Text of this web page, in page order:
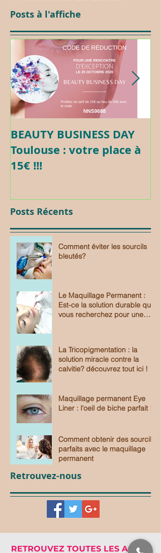
Posts à l'affiche
BEAUTY BUSINESS DAY
Toulouse : votre place à
15€ !!!
Posts Récents
Comment éviter les sourcils
bleutés?
Le Maquillage Permanent :
Est-ce la solution durable que
vous recherchez pour une
La Tricopigmentation : la
solution miracle contre la
calvitie? découvrez tout ici !
Maquillage permanent Eye
Liner : l'oeil de biche parfait !
Comment obtenir des sourcils
parfaits avec le maquillage
permanent
Retrouvez-nous
RETROUVEZ TOUTES LES ACTUS